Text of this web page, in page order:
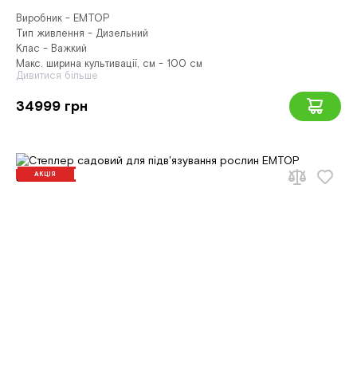
Виробник - EMTOP
Тип живлення - Дизельний
Клас - Важкий
Макс. ширина культивації, см - 100 см
Дивитися більше
34999 грн
АКЦІЯ